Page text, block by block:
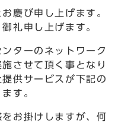
慶び申し上げます。
礼申し上げます。
ターのネットワーク
させて頂く事となり
供サービスが下記の
す。
お掛けしますが、何